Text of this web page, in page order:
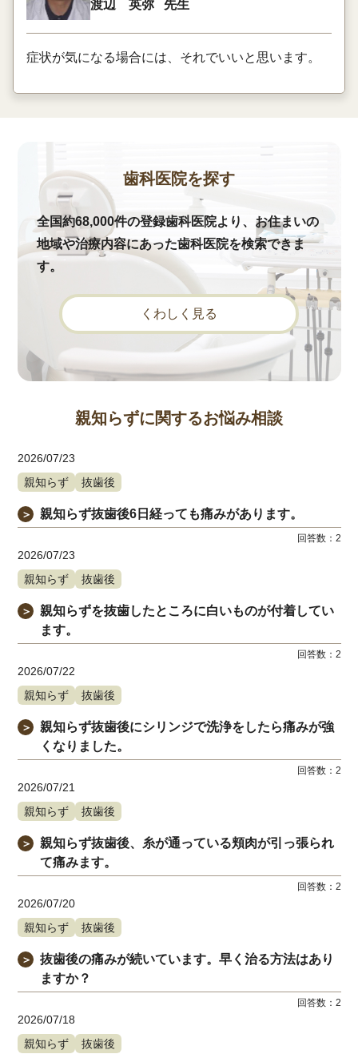
渡辺 英弥 先生
症状が気になる場合には、それでいいと思います。
歯科医院を探す
全国約68,000件の登録歯科医院より、お住まいの
地域や治療内容にあった歯科医院を検索できま
す。
くわしく見る
親知らずに関するお悩み相談
2026/07/23
親知らず
抜歯後
＞ 親知らず抜歯後6日経っても痛みがあります。
回答数： 2
2026/07/23
親知らず
抜歯後
＞
親知らずを抜歯したところに白いものが付着してい
ます。
回答数： 2
2026/07/22
親知らず
抜歯後
＞
親知らず抜歯後にシリンジで洗浄をしたら痛みが強
くなりました。
回答数： 2
2026/07/21
親知らず
抜歯後
＞
親知らず抜歯後、糸が通っている頬肉が引っ張られ
て痛みます。
回答数： 2
2026/07/20
親知らず
抜歯後
＞
抜歯後の痛みが続いています。早く治る方法はあり
ますか？
回答数： 2
2026/07/18
親知らず
抜歯後